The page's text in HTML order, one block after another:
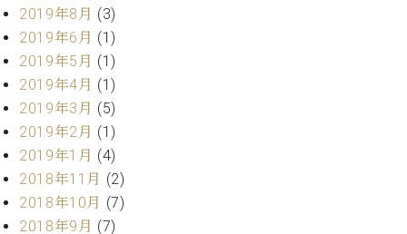
ア
フ
タ
ー
ー
ビ
ス
(調
律)
2019年8月 (3)
2019年6月 (1)
2019年5月 (1)
2019年4月 (1)
2019年3月 (5)
2019年2月 (1)
2019年1月 (4)
2018年11月 (2)
2018年10月 (7)
2018年9月 (7)